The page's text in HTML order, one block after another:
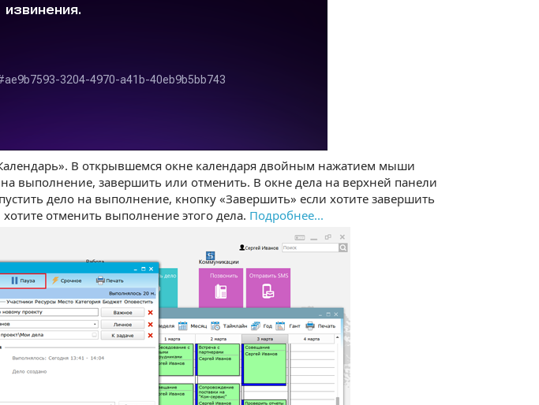
В открывшемся окне календаря двойным нажатием мыши
на выполнение, завершить или отменить. В окне дела на верхней панели
дело на выполнение, кнопку «Завершить» если хотите завершить
отменить выполнение этого дела. Подробнее...